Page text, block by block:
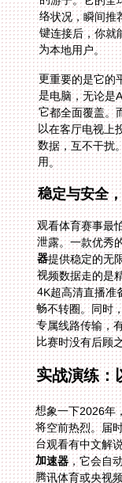
为本地用户。
更重要的是它的
是电脑，无论是
它都全面覆盖。
以在客厅电视上
数据，互不干扰
用。
稳定与安全
观看体育赛事最
泄露。一款优秀
器提供稳定的无
视频数据走的
4K超高清直播
畅不转圈。同
专属线路传输
比赛时没有后顾
实战演练：
想象一下2026年
将空前热烈。届
台观看有中文解
加速器，它会自
腾讯体育
现，仿佛从
的焦点战导
路畅通，让